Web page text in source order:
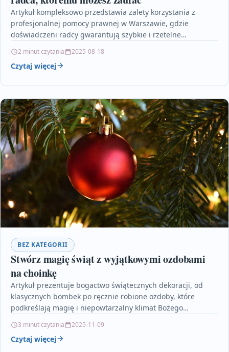
Artykuł kompleksowo przedstawia zalety korzystania z
profesjonalnej pomocy prawnej w Warszawie, gdzie
doświadczeni radcy gwarantują szybkie i rzetelne
2 minut czytania 2025-08-18
Czytaj więcej
BEZ KATEGORII
Stwórz magię świąt z wyjątkowymi ozdobami
na choinkę
Artykuł prezentuje bogactwo świątecznych dekoracji, od
klasycznych bombek po ręcznie robione ozdoby, które
podkreślają magię i niepowtarzalny klimat Bożego
3 minut czytania 2025-11-09
Czytaj więcej